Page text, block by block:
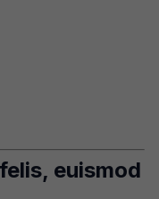
euismod